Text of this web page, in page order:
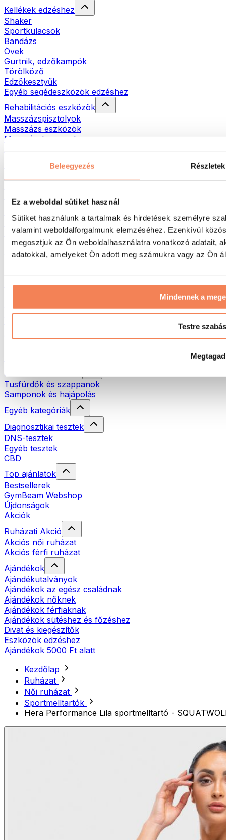
Beleegyezés Részletek
Ez a weboldal sütiket használ
Sütiket használunk a tartalmak és hirdetések személyre
valamint weboldalforgalmunk elemzéséhez. Ezenkívül
megosztjuk az Ön weboldalhasználatra vonatkozó adatait,
adatokkal, amelyeket Ön adott meg számukra vagy az Ön
Mindennek a
Testre szabás
Megtagad
Kellékek edzéshez
Shaker
Sportkulacsok
Bandázs
Övek
Gurtnik, edzőkampók
Törölköző
Edzőkesztyűk
Egyéb segédeszközök edzéshez
Rehabilitációs eszközök
Masszázspisztolyok
Masszázs eszközök
Masszázshengerek
Táskák & hátizsákok
Hátizsákok
Futás
Küzdősportok
Kerékpározás
Jóga és pilates
Úszás
Túrázás
Vörösfény-terápia
Öko háztartás
Natúrkozmetikumok
Tusfürdők és szappanok
Samponok és hajápolás
Egyéb kategóriák
Diagnosztikai tesztek
DNS-tesztek
Egyéb tesztek
CBD
Top ajánlatok
Bestsellerek
GymBeam Webshop
Újdonságok
Akciók
Ruházati Akció
Akciós női ruházat
Akciós férfi ruházat
Ajándékok
Ajándékutalványok
Ajándékok az egész családnak
Ajándékok nőknek
Ajándékok férfiaknak
Ajándékok sütéshez és főzéshez
Divat és kiegészítők
Eszközök edzéshez
Ajándékok 5000 Ft alatt
Kezdőlap
Ruházat
Női ruházat
Sportmelltartók
Hera Performance Lila sportmelltartó -